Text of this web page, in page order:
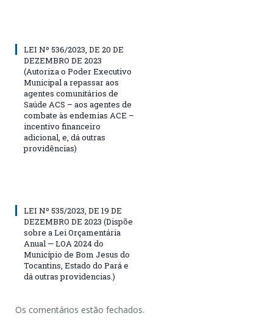
LEI Nº 536/2023, DE 20 DE
DEZEMBRO DE 2023
(Autoriza o Poder Executivo
Municipal a repassar aos
agentes comunitários de
Saúde ACS – aos agentes de
combate às endemias ACE –
incentivo financeiro
adicional, e, dá outras
providências)
LEI Nº 535/2023, DE 19 DE
DEZEMBRO DE 2023 (Dispõe
sobre a Lei Orçamentária
Anual — LOA 2024 do
Município de Bom Jesus do
Tocantins, Estado do Pará e
dá outras providencias.)
Os comentários estão fechados.